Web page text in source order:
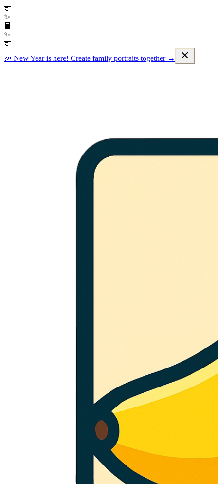
🎊
✨
🧧
✨
🎊
🎉 New Year is here! Create family portraits together →